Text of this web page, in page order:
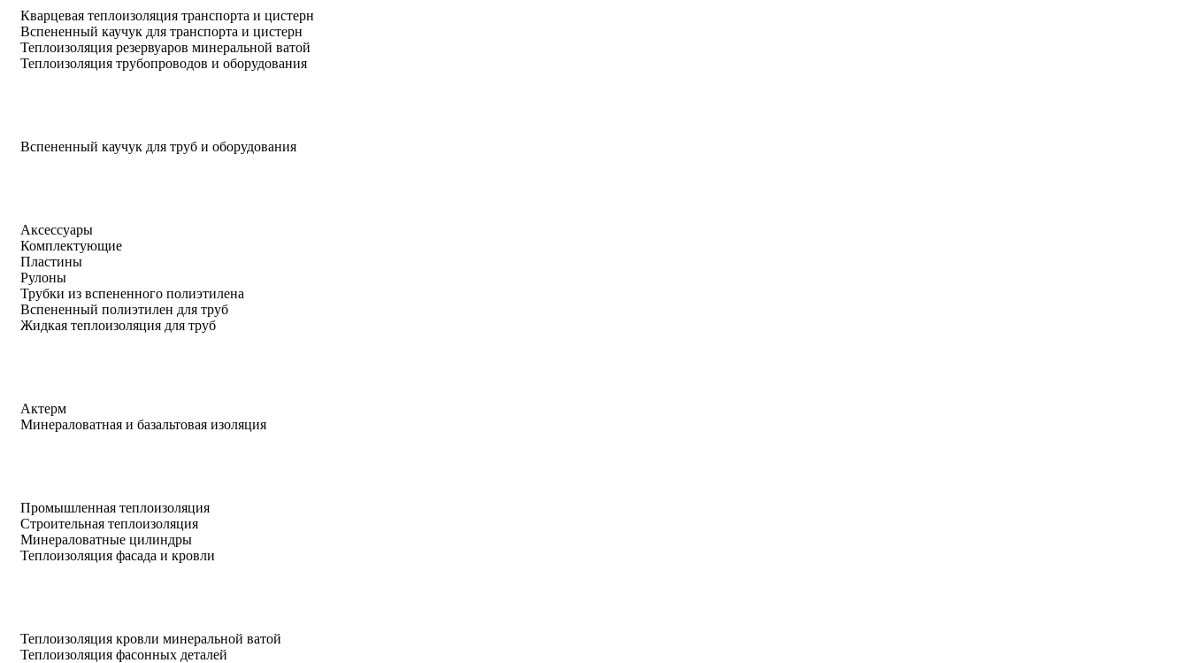
Кварцевая теплоизоляция транспорта и цистерн
Вспененный каучук для транспорта и цистерн
Теплоизоляция резервуаров минеральной ватой
Теплоизоляция трубопроводов и оборудования
Вспененный каучук для труб и оборудования
Аксессуары
Комплектующие
Пластины
Рулоны
Трубки из вспененного полиэтилена
Вспененный полиэтилен для труб
Жидкая теплоизоляция для труб
Актерм
Минераловатная и базальтовая изоляция
Промышленная теплоизоляция
Строительная теплоизоляция
Минераловатные цилиндры
Теплоизоляция фасада и кровли
Теплоизоляция кровли минеральной ватой
Теплоизоляция фасонных деталей